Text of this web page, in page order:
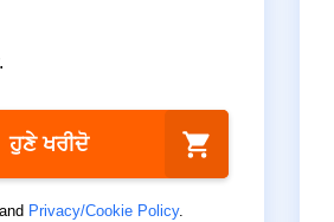
.
ਹੁਣੇ ਖਰੀਦੋ
Privacy/Cookie Policy.